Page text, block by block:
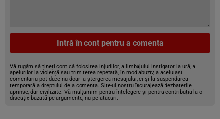
Intră în cont pentru a comenta
Vă rugăm să țineți cont că folosirea injuriilor, a limbajului instigator la ură, a
apelurilor la violență sau trimiterea repetată, în mod abuziv, a aceluiași
comentariu pot duce nu doar la ștergerea mesajului, ci și la suspendarea
temporară a dreptului de a comenta. Site-ul nostru încurajează dezbaterile
aprinse, dar civilizate. Vă mulțumim pentru înțelegere și pentru contribuția la o
discuție bazată pe argumente, nu pe atacuri.